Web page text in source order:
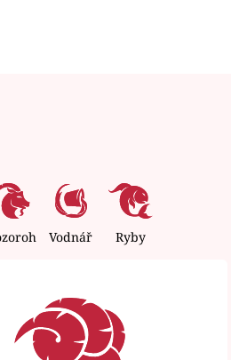
Vodnář Ryby